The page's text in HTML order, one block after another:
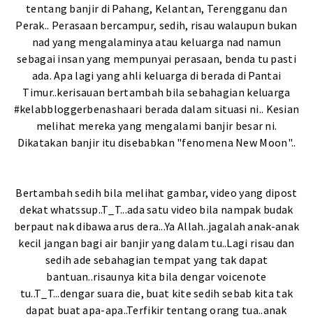
tentang banjir di Pahang, Kelantan, Terengganu dan
Perak.. Perasaan bercampur, sedih, risau walaupun bukan
nad yang mengalaminya atau keluarga nad namun
sebagai insan yang mempunyai perasaan, benda tu pasti
ada. Apa lagi yang ahli keluarga di berada di Pantai
Timur..kerisauan bertambah bila sebahagian keluarga
#kelabbloggerbenashaari berada dalam situasi ni.. Kesian
melihat mereka yang mengalami banjir besar ni.
Dikatakan banjir itu disebabkan "fenomena New Moon"..
Bertambah sedih bila melihat gambar, video yang dipost
dekat whatssup..T_T...ada satu video bila nampak budak
berpaut nak dibawa arus dera...Ya Allah..jagalah anak-anak
kecil jangan bagi air banjir yang dalam tu..Lagi risau dan
sedih ade sebahagian tempat yang tak dapat
bantuan..risaunya kita bila dengar voicenote
tu..T_T...dengar suara die, buat kite sedih sebab kita tak
dapat buat apa-apa..Terfikir tentang orang tua..anak